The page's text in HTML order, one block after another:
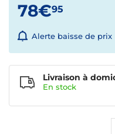
78€95
Alerte baisse de prix
Livraison à
En stock